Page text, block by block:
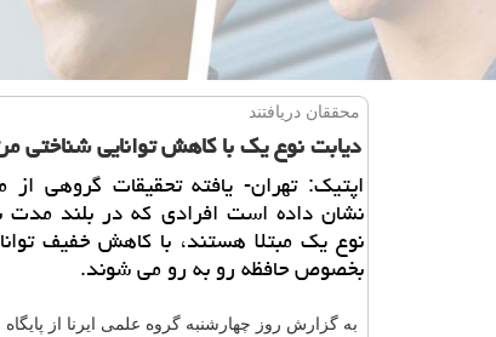
محققان دریافتند
دیابت نوع یك با كاهش توانایی شناختی
اپتیك: تهران- یافته تحقیقات گروهی از
نشان داده است افرادی كه در بلند مدت
نوع یك مبتلا هستند، با كاهش خفیف
بخصوص حافظه رو به رو می شوند.
به گزارش روز چهارشنبه گروه علمی ایرنا از